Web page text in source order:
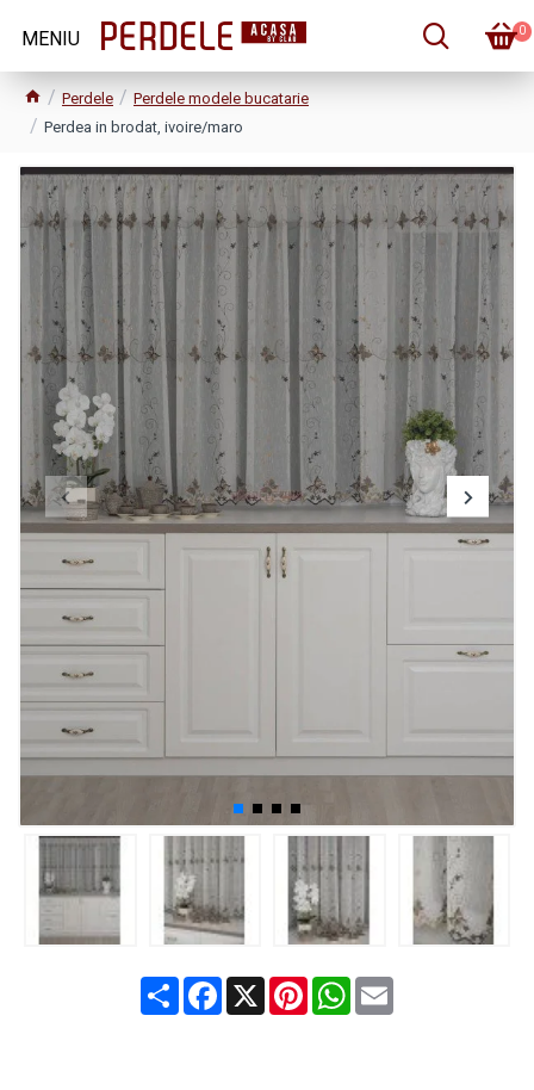
0
Perdele
Perdele modele bucatarie
Perdea in brodat, ivoire/maro
ShareFacebook
X PinterestWhatsApp
Email